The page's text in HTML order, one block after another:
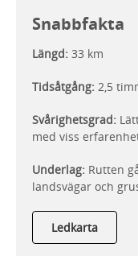
Snabbfakta
Längd: 33 km
Tidsåtgång: 2,5
Svårighetsgrad:
med viss
Underlag: Rutten
landsvägar och
Ledkarta